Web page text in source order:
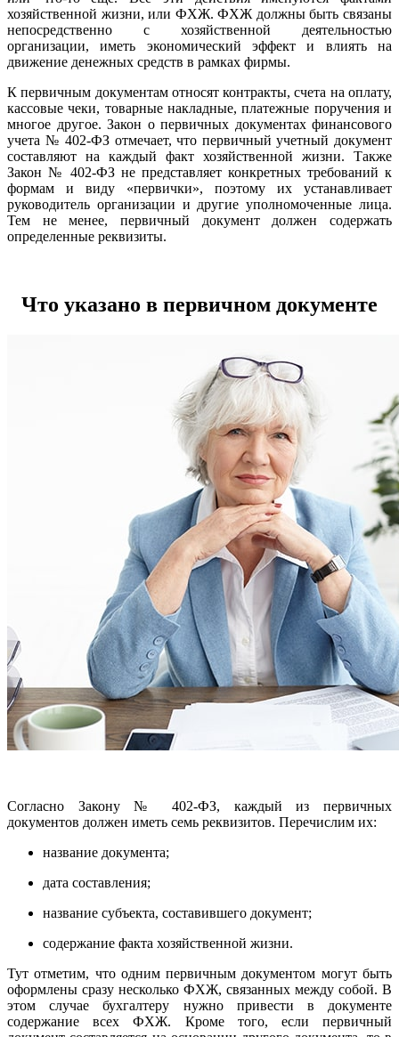
хозяйственной жизни, или ФХЖ. ФХЖ должны быть связаны
непосредственно с хозяйственной деятельностью
организации, иметь экономический эффект и влиять на
движение денежных средств в рамках фирмы.
К первичным документам относят контракты, счета на оплату,
кассовые чеки, товарные накладные, платежные поручения и
многое другое. Закон о первичных документах финансового
учета № 402-ФЗ отмечает, что первичный учетный документ
составляют на каждый факт хозяйственной жизни. Также
Закон № 402-ФЗ не представляет конкретных требований к
формам и виду «первички», поэтому их устанавливает
руководитель организации и другие уполномоченные лица.
Тем не менее, первичный документ должен содержать
определенные реквизиты.
Что указано в первичном документе
Согласно Закону № 402-ФЗ, каждый из первичных
документов должен иметь семь реквизитов. Перечислим их:
название документа;
дата составления;
название субъекта, составившего документ;
содержание факта хозяйственной жизни.
Тут отметим, что одним первичным документом могут быть
оформлены сразу несколько ФХЖ, связанных между собой. В
этом случае бухгалтеру нужно привести в документе
содержание всех ФХЖ. Кроме того, если первичный